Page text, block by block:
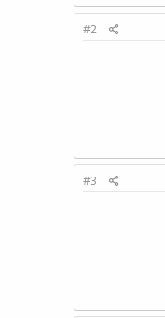
#2
#3